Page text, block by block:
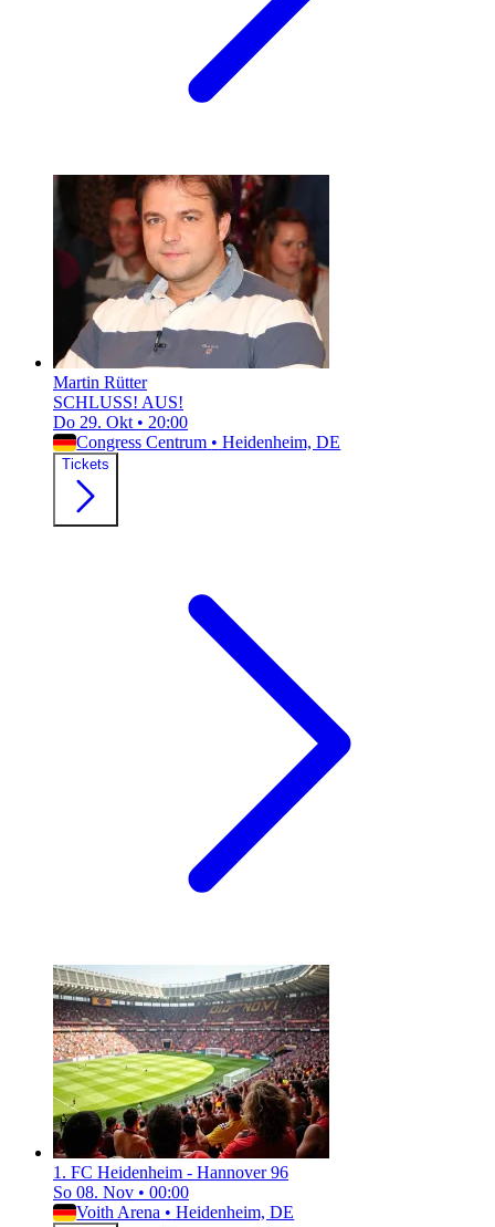
Martin Rütter
SCHLUSS! AUS!
Do 29. Okt • 20:00
Congress Centrum • Heidenheim, DE
Tickets
1. FC Heidenheim - Hannover 96
So 08. Nov • 00:00
Voith Arena • Heidenheim, DE